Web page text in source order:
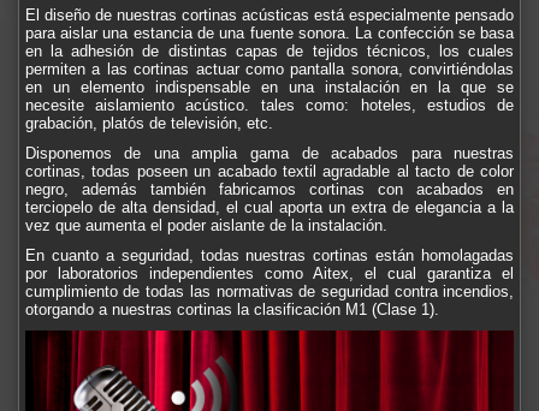
El diseño de nuestras cortinas acústicas está especialmente pensado
para aislar una estancia de una fuente sonora. La confección se basa
en la adhesión de distintas capas de tejidos técnicos, los cuales
permiten a las cortinas actuar como pantalla sonora, convirtiéndolas
en un elemento indispensable en una instalación en la que se
necesite aislamiento acústico. tales como: hoteles, estudios de
grabación, platós de televisión, etc.
Disponemos de una amplia gama de acabados para nuestras
cortinas, todas poseen un acabado textil agradable al tacto de color
negro, además también fabricamos cortinas con acabados en
terciopelo de alta densidad, el cual aporta un extra de elegancia a la
vez que aumenta el poder aislante de la instalación.
En cuanto a seguridad, todas nuestras cortinas están homolagadas
por laboratorios independientes como Aitex, el cual garantiza el
cumplimiento de todas las normativas de seguridad contra incendios,
otorgando a nuestras cortinas la clasificación M1 (Clase 1).